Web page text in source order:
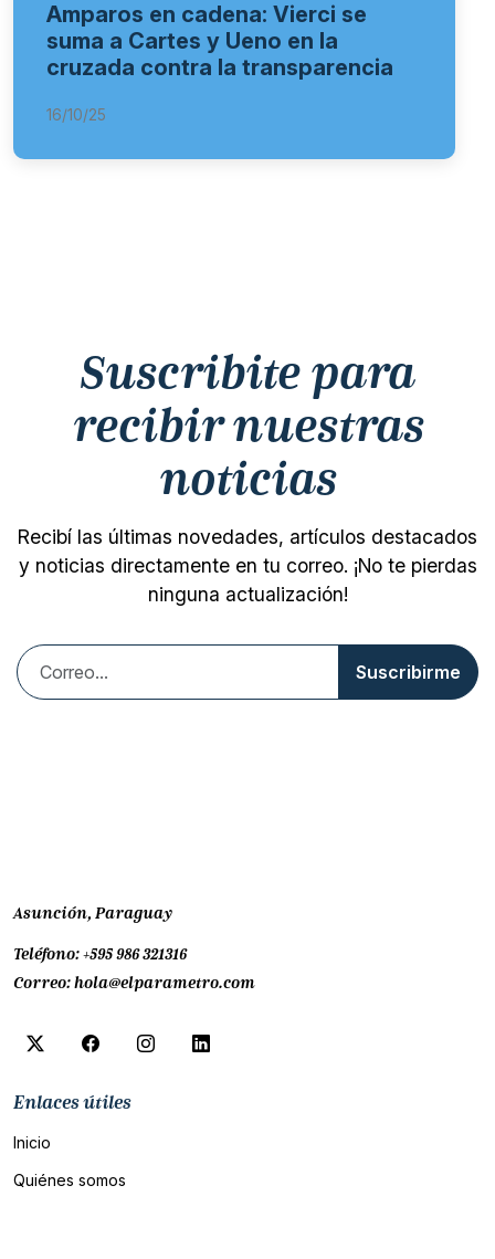
Amparos en cadena: Vierci se
suma a Cartes y Ueno en la
cruzada contra la transparencia
16/10/25
Suscribite para
recibir nuestras
noticias
Recibí las últimas novedades, artículos destacados
y noticias directamente en tu correo. ¡No te pierdas
ninguna actualización!
Suscribirme
Asunción, Paraguay
Teléfono:+595 986 321316
Correo:hola@elparametro.com
Enlaces útiles
Inicio
Quiénes somos